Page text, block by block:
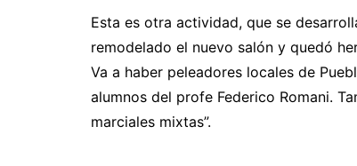
Esta es otra actividad, que se
remodelado el nuevo salón y quedó
Va a haber peleadores locales de
alumnos del profe Federico Romani.
marciales mixtas”.